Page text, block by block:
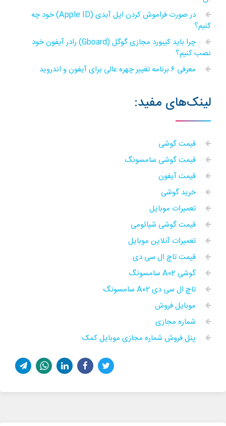
در صورت فراموش کردن اپل آیدی (Apple ID) خود چه
کنیم؟
چرا باید کیبورد مجازی گوگل (Gboard) رادر آیفون خود
نصب کنیم؟
معرفی ۶ برنامه تغییر چهره عالی برای آیفون و اندروید
لینک‌های مفید:
قیمت گوشی
قیمت گوشی سامسونگ
قیمت آیفون
خرید گوشی
تعمیرات موبایل
قیمت گوشی شیائومی
تعمیرات آنلاین موبایل
قیمت تاچ ال سی دی
گوشی A02 سامسونگ
تاچ ال سی دی A02 سامسونگ
موبایل فروش
شماره مجازی
پنل فروش شماره مجازی موبایل کمک